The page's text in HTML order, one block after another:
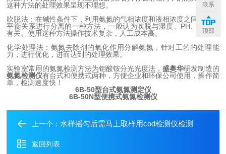
这种方法的处理效果呈现不理想。
吹脱法：在碱性条件下，利用氨氮的气相浓度和液相浓度之间的气液
平衡关系进行分离的一种方法，一般认为吹脱与湿度、PH、气液比
有关。使用这种方法操作技术复杂，人工成本高。
化学处理法：氨氮去除剂的氧化作用分解氨氮，针对工艺的处理能
力，进行优化，进而达到的处理效果。
实验室常用的氨氮检测方法为钼酸铵分光光度法，盛奥华研发制造的
氨氮检测仪有台式和便携式两种，方便企业和环保公司使用，操作简
单，检测速度快！
6B-50型台式氨氮测定仪
6B-50N型便携式氨氮检测仪
上一个： 水样摇匀后需马上取样用cod检测仪检测
返回列表
联系
顶部